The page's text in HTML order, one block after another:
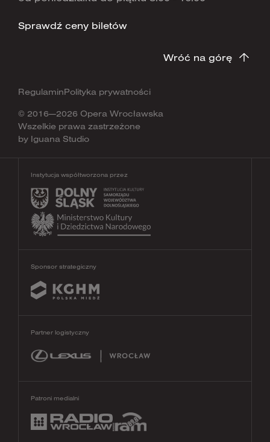
Sprawdź ceny biletów
Wróć na górę
© 2016—2026 Opera Wrocławska
Wszelkie prawa zastrzeżone
by Iguana Studio
RegulaminPolityka prywatności
Instytucja współtworzona przez
Sponsor strategiczny
Partner logistyczny
Patroni medialni